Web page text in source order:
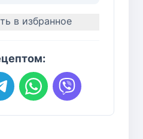
в избранное